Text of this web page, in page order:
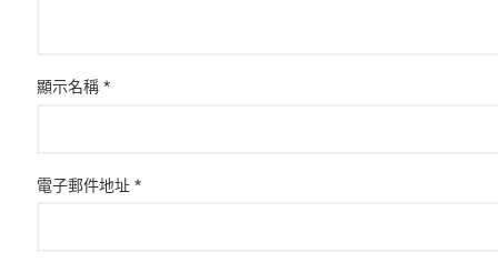
顯示名稱 *
電子郵件地址 *